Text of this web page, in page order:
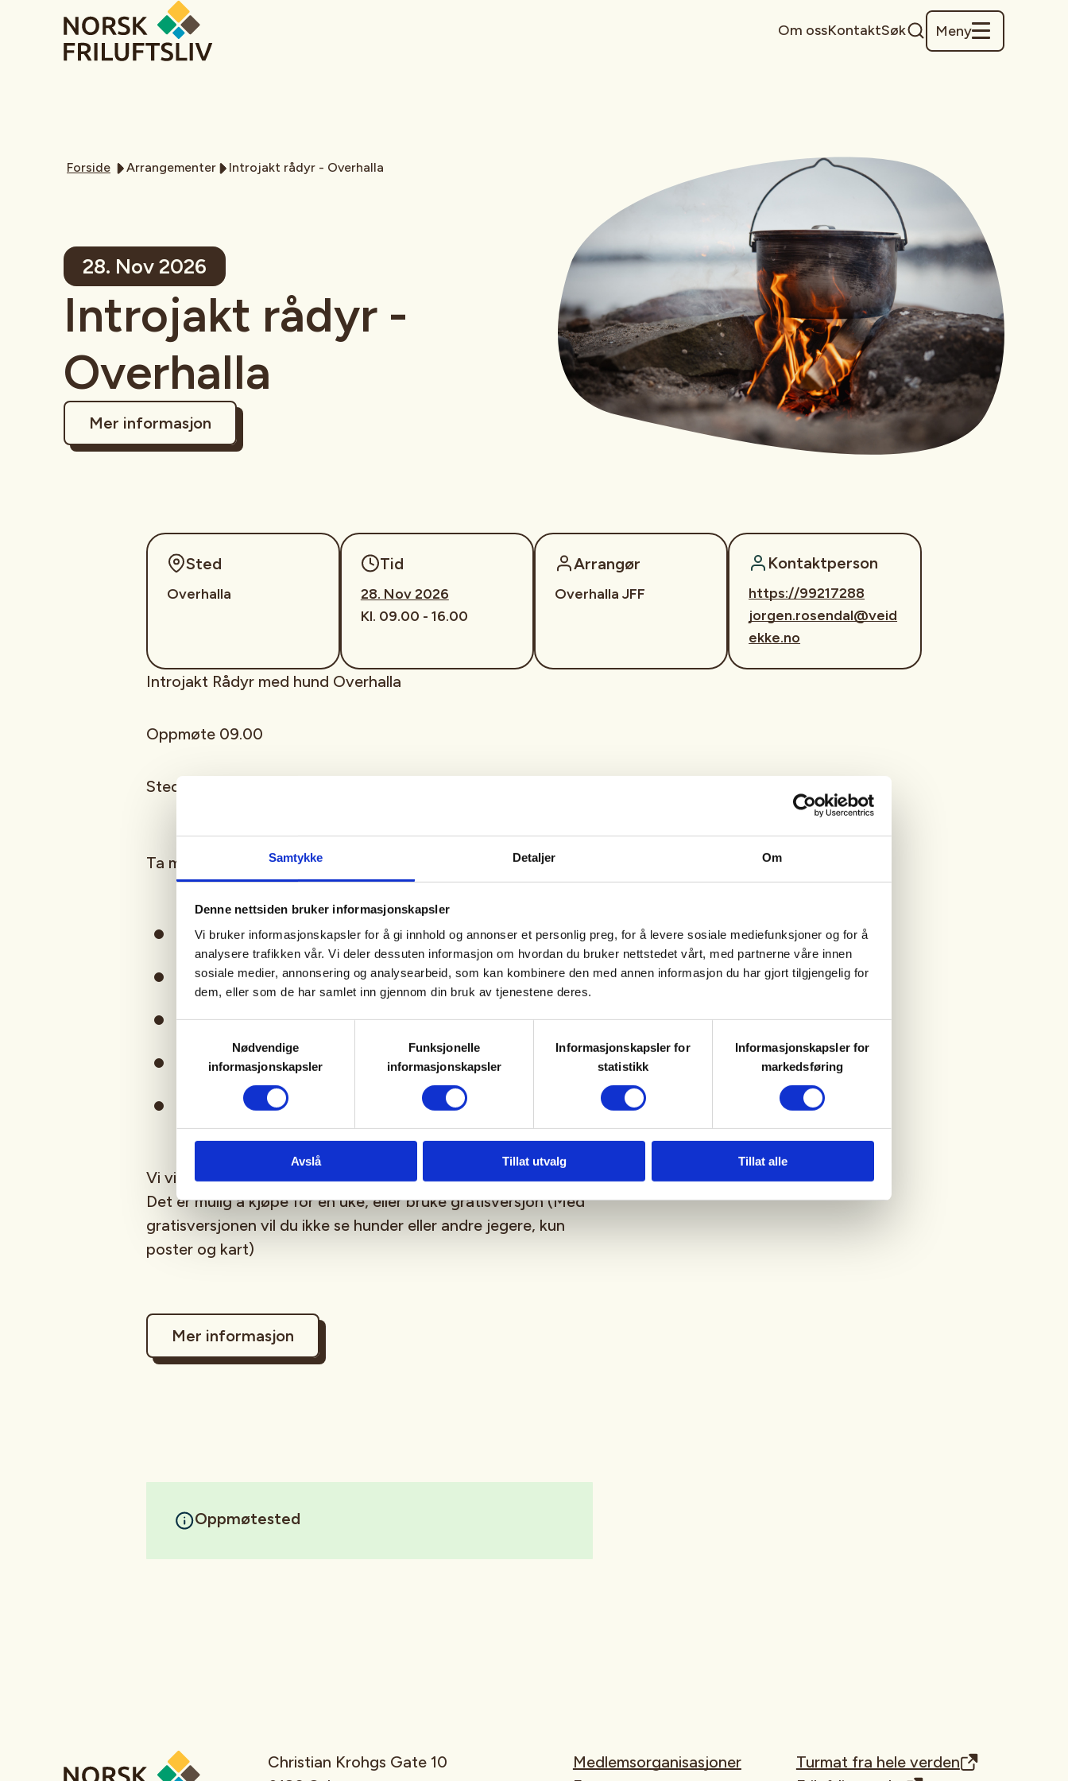
Samtykke Detaljer Om
Denne nettsiden bruker informasjonskapsler
Vi bruker informasjonskapsler for å gi innhold og annonser et personlig preg, for å levere sosiale mediefunksjoner og for å
analysere trafikken vår. Vi deler dessuten informasjon om hvordan du bruker nettstedet vårt, med partnerne våre innen
sosiale medier, annonsering og analysearbeid, som kan kombinere den med annen informasjon du har gjort tilgjengelig for
dem, eller som de har samlet inn gjennom din bruk av tjenestene deres.
Nødvendige
informasjonskapsler
Funksjonelle
informasjonskapsler
Informasjonskapsler for
statistikk
Informasjonskapsler for
markedsføring
Avslå Tillat utvalg Tillat alle
Om ossKontaktSøk Meny
Forside Arrangementer Introjakt rådyr - Overhalla
28. Nov 2026
Introjakt rådyr -
Overhalla
Mer informasjon
Sted
Overhalla
Tid
28. Nov 2026
Kl. 09.00 - 16.00
Arrangør
Overhalla JFF
Kontaktperson
https://99217288
jorgen.rosendal@veid
ekke.no
Introjakt Rådyr med hund Overhalla
Oppmøte 09.00
Sted: KOMMER
Ta med
Mat/drikke
Klær etter vær
Kniv
Jaktradio (Gi beskjed hvis du ikke har)
Rifle eller hagle med egnet ammunisjon
Vi vil bruke Wehunt/tracker for sporing av hunder og jegere.
Det er mulig å kjøpe for en uke, eller bruke gratisversjon (Med
gratisversjonen vil du ikke se hunder eller andre jegere, kun
poster og kart)
Mer informasjon
Oppmøtested
Christian Krohgs Gate 10
Medlemsorganisasjoner
Turmat fra hele verden